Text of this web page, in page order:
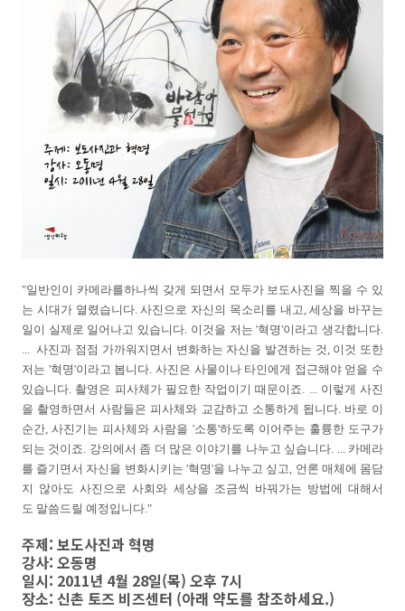
"일반인이 카메라를하나씩 갖게 되면서 모두가 보도사진을 찍을 수 있
는 시대가 열렸습니다. 사진으로 자신의 목소리를 내고, 세상을 바꾸는
일이 실제로 일어나고 있습니다. 이것을 저는 '혁명'이라고 생각합니다.
...사진과 점점 가까워지면서 변화하는 자신을 발견하는 것, 이것 또한
저는 '혁명'이라고 봅니다. 사진은 사물이나 타인에게 접근해야 얻을 수
있습니다. 촬영은 피사체가 필요한 작업이기 때문이죠. ... 이렇게 사진
을 촬영하면서 사람들은 피사체와 교감하고 소통하게 됩니다. 바로 이
순간, 사진기는 피사체와 사람을 '소통'하도록 이어주는 훌륭한 도구가
되는 것이죠. 강의에서 좀 더 많은 이야기를 나누고 싶습니다. ... 카메라
를 즐기면서 자신을 변화시키는 '혁명'을 나누고 싶고, 언론 매체에 몸담
지 않아도 사진으로 사회와 세상을 조금씩 바꿔가는 방법에 대해서
도 말씀드릴 예정입니다."
주제: 보도사진과 혁명
강사: 오동명
일시: 2011년 4월 28일(목) 오후 7시
장소: 신촌 토즈 비즈센터 (아래 약도를 참조하세요.)